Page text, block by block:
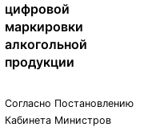
цифровой
маркировки
алкогольной
продукции
Согласно Постановлению
Кабинета Министров